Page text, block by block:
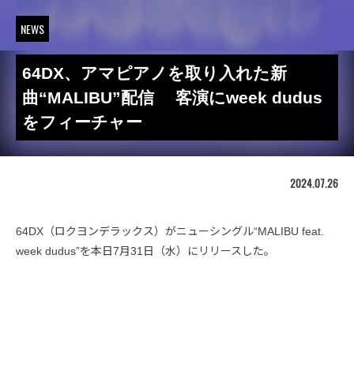
NEWS
64DX、アマピアノを取り入れた新
曲“MALIBU”配信 客演にweek dudus
をフィーチャー
2024.07.26
64DX（ロクヨンデラックス）がニューシングル“MALIBU feat.
week dudus”を本日7月31日（水）にリリースした。